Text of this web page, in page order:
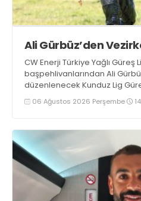
Ali Gürbüz’den
CW Enerji Türkiye Yağlı Güreş
başpehlivanlarından Ali
düzenlenecek Kunduz Lig
çıkmayacak.
06 Ağustos 2026 Perşembe